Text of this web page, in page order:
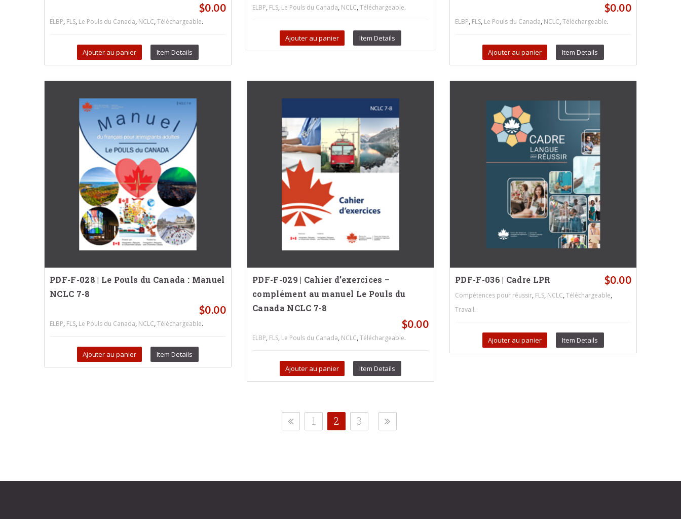
$0.00
ELBP, FLS, Le Pouls du Canada, NCLC,Téléchargeable.
Ajouter au panier Item Details
ELBP, FLS, Le Pouls du Canada, NCLC,Téléchargeable.
Ajouter au panier Item Details
$0.00
ELBP, FLS, Le Pouls du Canada, NCLC,Téléchargeable.
Ajouter au panier Item Details
PDF-F-028 | Le Pouls du Canada : Manuel
NCLC 7-8
$0.00
ELBP, FLS, Le Pouls du Canada, NCLC,Téléchargeable.
Ajouter au panier Item Details
PDF-F-029 | Cahier d’exercices –
complément au manuel Le Pouls du
Canada NCLC 7-8
$0.00
ELBP, FLS, Le Pouls du Canada, NCLC,Téléchargeable.
Ajouter au panier Item Details
PDF-F-036 | Cadre LPR $0.00
Compétences pour réussir, FLS, NCLC,Téléchargeable,
Travail.
Ajouter au panier Item Details
1 2 3